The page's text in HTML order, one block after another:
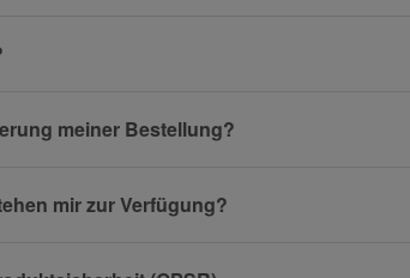
meiner Bestellung?
mir zur Verfügung?